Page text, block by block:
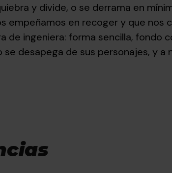
y divide, o se derrama en
empeñamos en recoger y que nos
de ingeniera: forma sencilla, fondo
se desapega de sus personajes, y a